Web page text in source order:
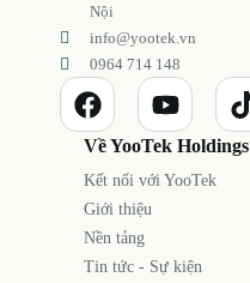
Nội
info@yootek.vn
0964 714 148
Về YooTek Holdings
Kết nối với YooTek
Giới thiệu
Nền tảng
Tin tức - Sự kiện